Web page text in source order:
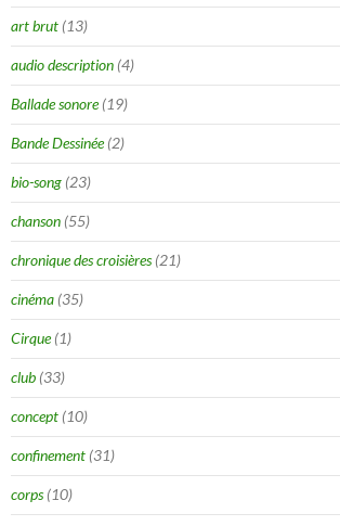
art brut (13)
audio description (4)
Ballade sonore(19)
Bande Dessinée(2)
bio-song (23)
chanson (55)
chronique des croisières(21)
cinéma (35)
Cirque(1)
club (33)
concept (10)
confinement (31)
corps(10)